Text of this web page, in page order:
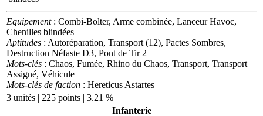
Equipement: Combi-Bolter, Arme combinée, Lanceur Havoc,
Chenilles blindées
Aptitudes : Autoréparation, Transport (12), Pactes Sombres,
Destruction Néfaste D3, Pont de Tir 2
Mots-clés : Chaos, Fumée, Rhino du Chaos, Transport, Transport
Assigné, Véhicule
Mots-clés de faction : Hereticus Astartes
3 unités | 225 points | 3.21 %
Infanterie